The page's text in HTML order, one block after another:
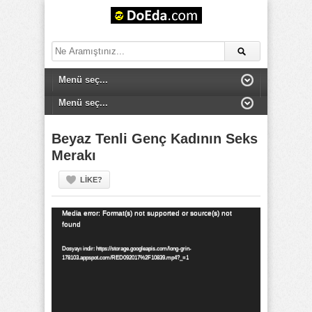
Beyaz Tenli Genç Kadının Seks
Merakı
LIKE?
Video
oynatıcı
Media error: Format(s) not supported or source(s) not
found
Dosyayı indir: https://storage.googleapis.com/long-grin-
178103.appspot.com/RED092017%2F10839.mp4?_=1